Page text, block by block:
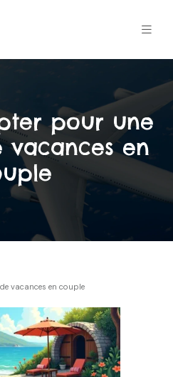
pour une
en
vacances en couple